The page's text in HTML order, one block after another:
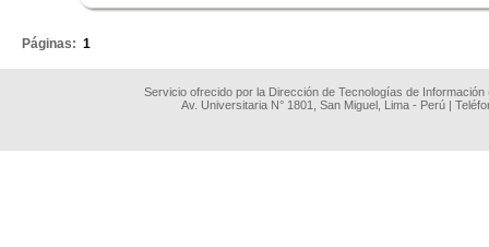
Páginas: 1
Servicio ofrecido por la Dirección de Tecnologías de
Av. Universitaria N° 1801, San Miguel, Lima - Perú |